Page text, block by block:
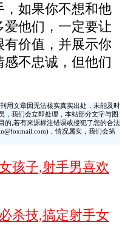
如果你不想和他
他们，一定要让
价值，并展示你
不忠诚，但他们
用文章因无法核实真实出处，未能及时
，我们会立即处理，本站部分文字与图
的,若有来源标注错误或侵犯了您的合法
，情况属实，我们会第
孩子,射手男喜欢
杀技,搞定射手女